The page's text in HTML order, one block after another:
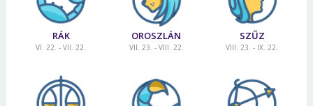
RÁK
VI. 22. - VII. 22.
OROSZLÁN
VII. 23. - VIII. 22.
SZŰZ
VIII. 23. - IX. 22.